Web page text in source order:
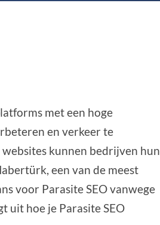
met een hoge
en verkeer te
kunnen bedrijven hun
een van de meest
voor Parasite SEO vanwege
uit hoe je Parasite SEO